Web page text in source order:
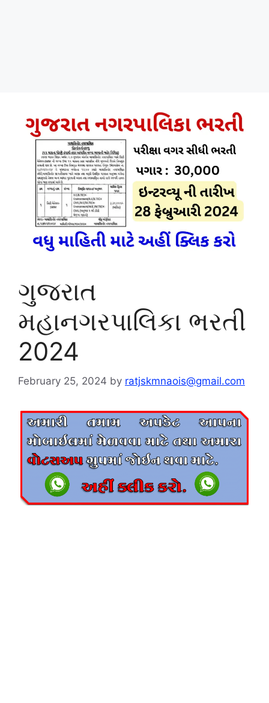
ગુજરાત
મહાનગરપાલિકા ભરતી
2024
February 25, 2024 by ratjskmnaois@gmail.com